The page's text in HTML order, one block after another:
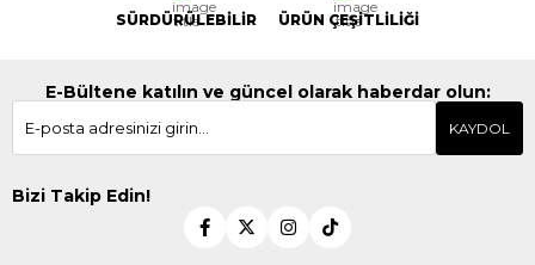
SÜRDÜRÜLEBİLİR ÜRÜN ÇEŞİTLİLİĞİ
E-Bültene katılın ve güncel olarak haberdar olun:
KAYDOL
Bizi Takip Edin!